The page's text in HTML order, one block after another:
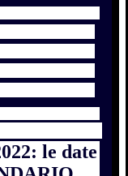
le date